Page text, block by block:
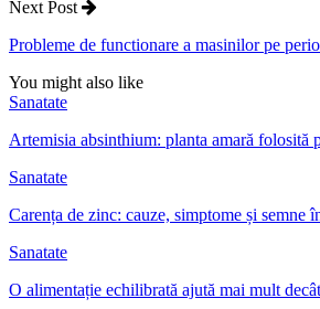
Next Post
Probleme de functionare a masinilor pe
You might also like
Sanatate
Artemisia absinthium: planta amară folosită
Sanatate
Carența de zinc: cauze, simptome și semne
Sanatate
O alimentație echilibrată ajută mai mult